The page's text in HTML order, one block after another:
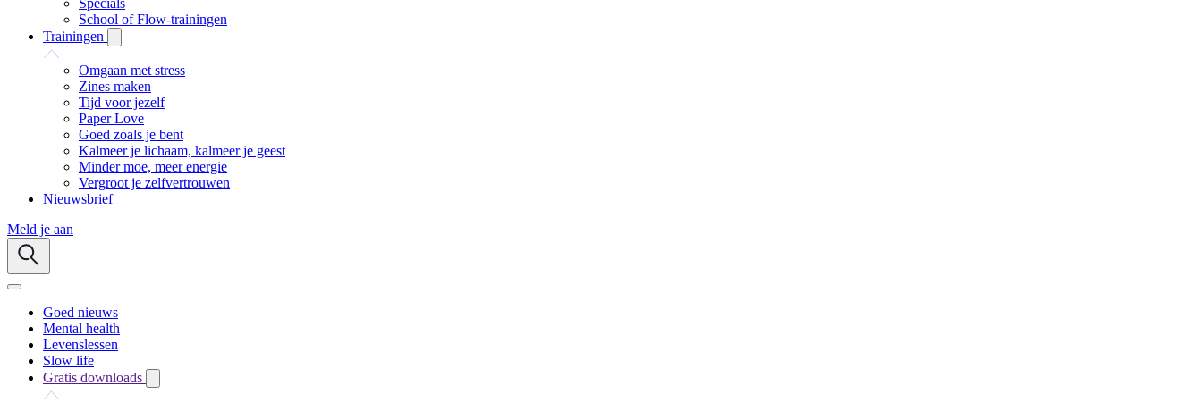
School of Flow-trainingen
Trainingen
Omgaan met stress
Zines maken
Tijd voor jezelf
Paper Love
Goed zoals je bent
Kalmeer je lichaam, kalmeer je geest
Minder moe, meer energie
Vergroot je zelfvertrouwen
Nieuwsbrief
Meld je aan
Goed nieuws
Mental health
Levenslessen
Slow life
Gratis downloads